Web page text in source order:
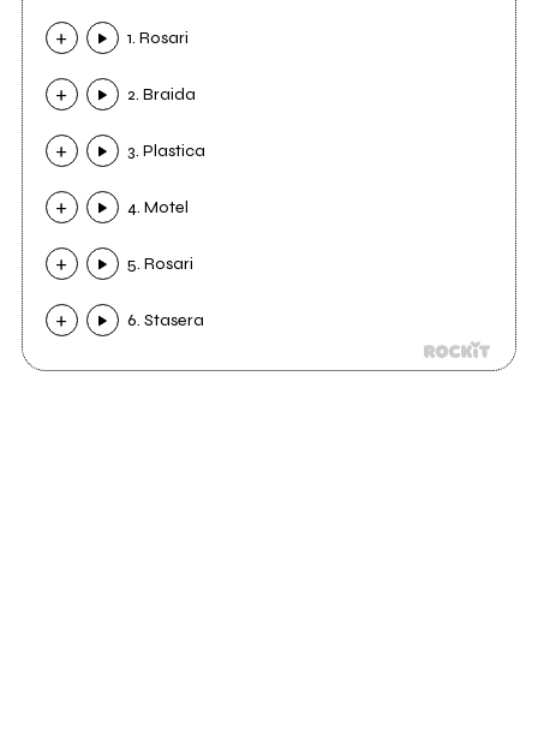
1. Rosari
2. Braida
3. Plastica
4. Motel
5. Rosari
6. Stasera